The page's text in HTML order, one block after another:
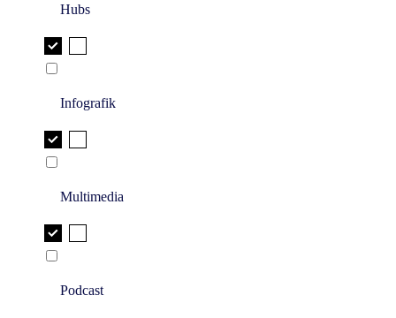
Hubs
Infografik
Multimedia
Podcast